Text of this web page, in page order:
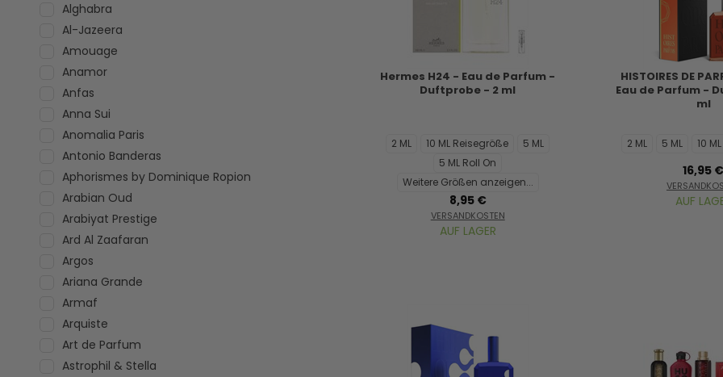
Alghabra
Al-Jazeera
Amouage
Anamor
Anfas
Anna Sui
Anomalia Paris
Antonio Banderas
Aphorismes by Dominique Ropion
Arabian Oud
Arabiyat Prestige
Ard Al Zaafaran
Argos
Ariana Grande
Armaf
Arquiste
Art de Parfum
Astrophil & Stella
Hermes H24 - Eau de Parfum -
Duftprobe - 2 ml
2 ML 10 ML Reisegröße
5 ML
5 ML Roll On
Weitere Größen anzeigen...
8,95 €
VERSANDKOSTEN
AUF LAGER
HISTOIRES DE
Eau de Parfum -
ml
2 ML 5 ML 10
16,95 €
AUF